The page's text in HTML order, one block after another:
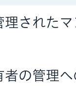
理された
者の管理